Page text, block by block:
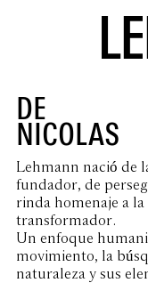
DE
NICOLAS
Lehmann nació de
fundador, de
rinda homenaje a
transformador.
Un enfoque
movimiento, la
naturaleza y sus